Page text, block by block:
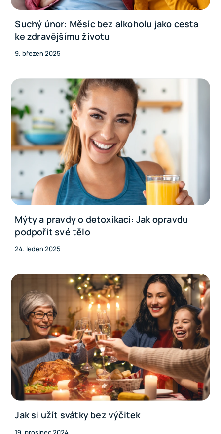
Suchý únor: Měsíc bez alkoholu jako cesta
ke zdravějšímu životu
9. březen 2025
Mýty a pravdy o detoxikaci: Jak opravdu
podpořit své tělo
24. leden 2025
Jak si užít svátky bez výčitek
19. prosinec 2024